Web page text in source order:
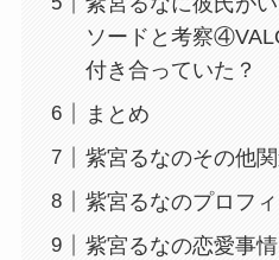
ソードと考察
付き合っていた？
まとめ
紫宮るなのその他
紫宮るなのプロフ
紫宮るなの恋愛事